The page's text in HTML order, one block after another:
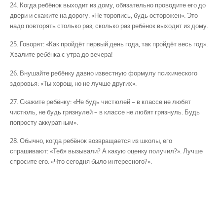
24. Когда ребёнок выходит из дому, обязательно проводите его до
двери и скажите на дорогу: «Не торопись, будь осторожен». Это
надо повторять столько раз, сколько раз ребёнок выходит из дому.
25. Говорят: «Как пройдёт первый день года, так пройдёт весь год».
Хвалите ребёнка с утра до вечера!
26. Внушайте ребёнку давно известную формулу психического
здоровья: «Ты хорош, но не лучше других».
27. Скажите ребёнку: «Не будь чистюлей – в классе не любят
чистюль, не будь грязнулей – в классе не любят грязнуль. Будь
попросту аккуратным».
28. Обычно, когда ребёнок возвращается из школы, его
спрашивают: «Тебя вызывали? А какую оценку получил?». Лучше
спросите его: «Что сегодня было интересного?».